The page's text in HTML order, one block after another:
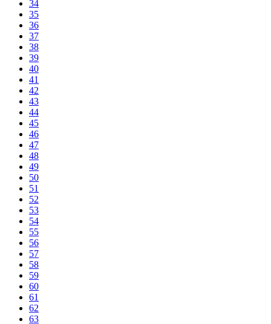
34
35
36
37
38
39
40
41
42
43
44
45
46
47
48
49
50
51
52
53
54
55
56
57
58
59
60
61
62
63